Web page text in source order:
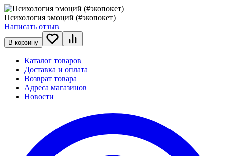
Психология эмоций (#экопокет)
Написать отзыв
В корзину
Каталог товаров
Доставка и оплата
Возврат товара
Адреса магазинов
Новости